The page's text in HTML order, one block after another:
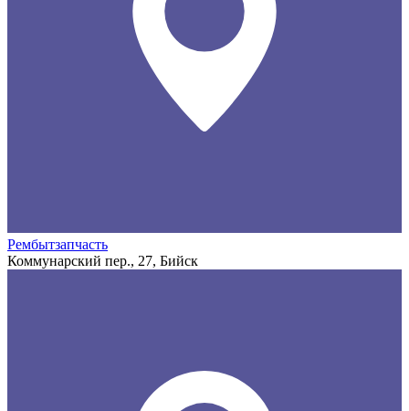
Рембытзапчасть
Коммунарский пер., 27, Бийск